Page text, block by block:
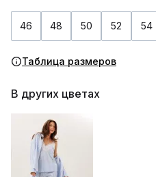
46 48 50 52 54
Таблица размеров
В других цветах